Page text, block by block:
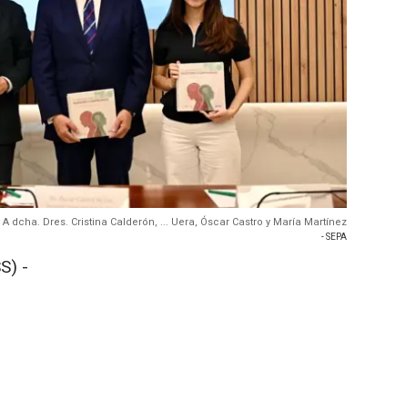
A dcha. Dres. Cristina Calderón, ... Uera, Óscar Castro y María Martínez
- SEPA
-